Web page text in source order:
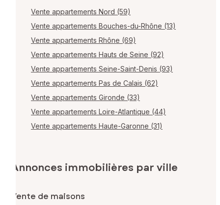
Vente appartements Nord (59)
Vente appartements Bouches-du-Rhône (13)
Vente appartements Rhône (69)
Vente appartements Hauts de Seine (92)
Vente appartements Seine-Saint-Denis (93)
Vente appartements Pas de Calais (62)
Vente appartements Gironde (33)
Vente appartements Loire-Atlantique (44)
Vente appartements Haute-Garonne (31)
Annonces immobilières par ville
Vente de maisons